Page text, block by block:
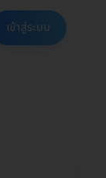
เข้าสู่ระบบ